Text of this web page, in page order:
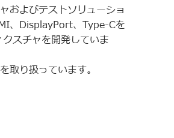
およびテストソリューショ
、DisplayPort、Type-Cを
スチャを開発していま
り扱っています。